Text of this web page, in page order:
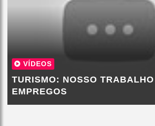
VÍDEOS
TURISMO: NOSSO
EMPREGOS